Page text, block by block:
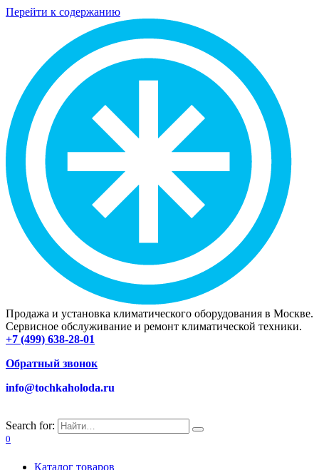
Перейти к содержанию
Продажа и установка климатического оборудования в Москве.
Сервисное обслуживание и ремонт климатической техники.
+7 (499) 638-28-01
Обратный звонок
info@tochkaholoda.ru
Search for:
0
Каталог товаров